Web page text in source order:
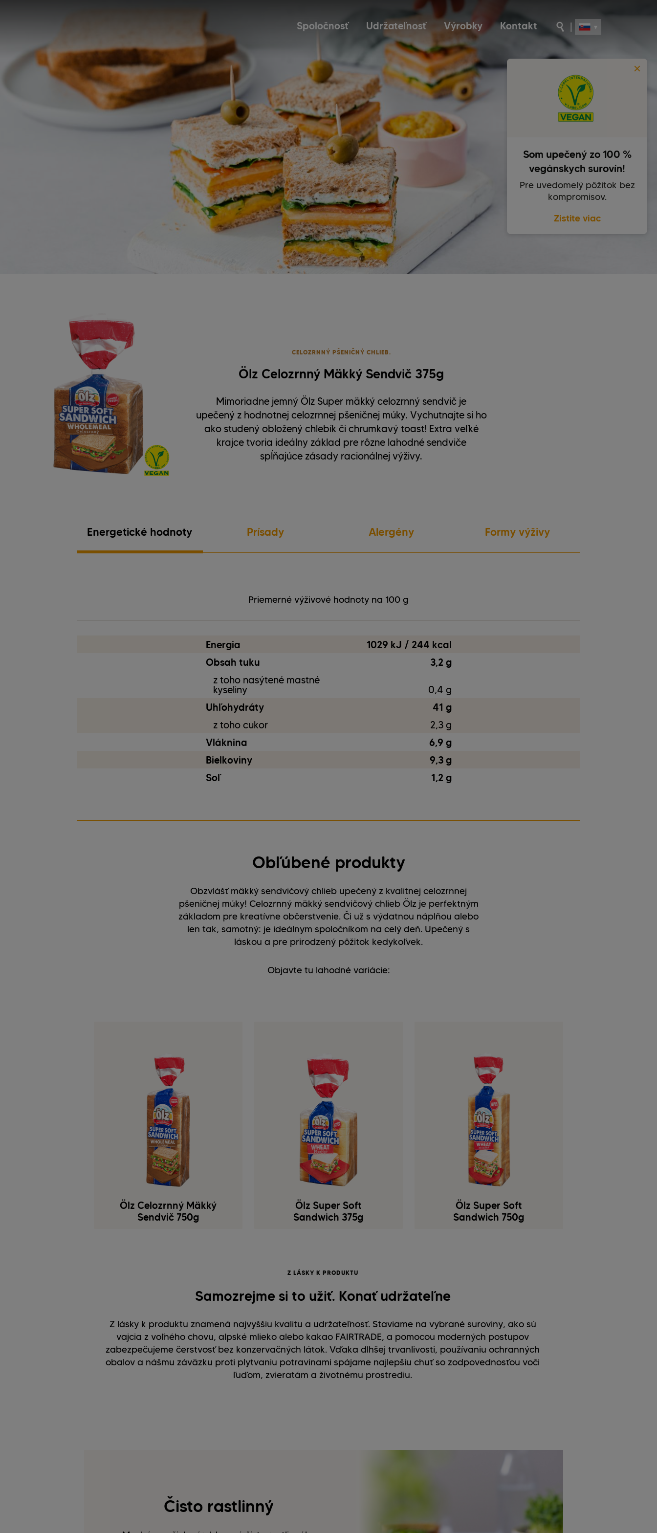
Spoločnosť Udržateľnosť Výrobky Kontakt
CELOZRNNÝ PŠENIČNÝ CHLIEB.
Ölz Celozrnný Mäkký Sendvič 375g
Mimoriadne jemný Ölz Super mäkký celozrnný sendvič je
upečený z hodnotnej celozrnnej pšeničnej múky. Vychutnajte si ho
ako studený obložený chlebík či chrumkavý toast! Extra veľké
krajce tvoria ideálny základ pre rôzne lahodné sendviče
spĺňajúce zásady racionálnej výživy.
Energetické hodnoty
Priemerné výživové hodnoty na 100 g
Energia
1029 kJ / 244 kcal
Obsah tuku
3,2 g
z toho nasýtené mastné
kyseliny
0,4 g
Uhľohydráty
41 g
z toho cukor
2,3 g
Vláknina
6,9 g
Bielkoviny
9,3 g
Soľ
1,2 g
Prísady Alergény Formy výživy
Obľúbené produkty
Obzvlášť mäkký sendvičový chlieb upečený z kvalitnej celozrnnej
pšeničnej múky! Celozrnný mäkký sendvičový chlieb Ölz je perfektným
základom pre kreatívne občerstvenie. Či už s výdatnou náplňou alebo
len tak, samotný: je ideálnym spoločníkom na celý deň. Upečený s
láskou a pre prirodzený pôžitok kedykoľvek.
Objavte tu lahodné variácie:
Ölz Celozrnný Mäkký
Sendvič 750g
Ölz Super Soft
Sandwich 375g
Ölz Super Soft
Sandwich 750g
Z LÁSKY K PRODUKTU
Samozrejme si to užiť. Konať udržateľne
Z lásky k produktu znamená najvyššiu kvalitu a udržateľnosť. Staviame na vybrané suroviny, ako sú
vajcia z voľného chovu, alpské mlieko alebo kakao FAIRTRADE, a pomocou moderných postupov
zabezpečujeme čerstvosť bez konzervačných látok. Vďaka dlhšej trvanlivosti, používaniu ochranných
obalov a nášmu záväzku proti plytvaniu potravinami spájame najlepšiu chuť so zodpovednosťou voči
ľuďom, zvieratám a životnému prostrediu.
Čisto rastlinný
Som upečený zo 100 %
vegánskych surovín!
Pre uvedomelý pôžitok bez
kompromisov.
Zistite viac